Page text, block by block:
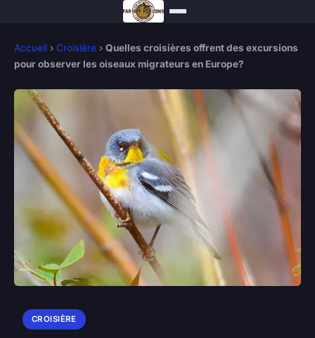
Accueil › Croisière › Quelles croisières offrent des excursions
pour observer les oiseaux migrateurs en Europe?
CROISIÈRE